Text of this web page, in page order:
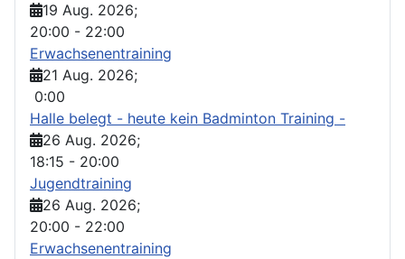
19 Aug. 2026;
20:00 - 22:00
Erwachsenentraining
21 Aug. 2026;
0:00
Halle belegt - heute kein Badminton Training -
26 Aug. 2026;
18:15 - 20:00
Jugendtraining
26 Aug. 2026;
20:00 - 22:00
Erwachsenentraining